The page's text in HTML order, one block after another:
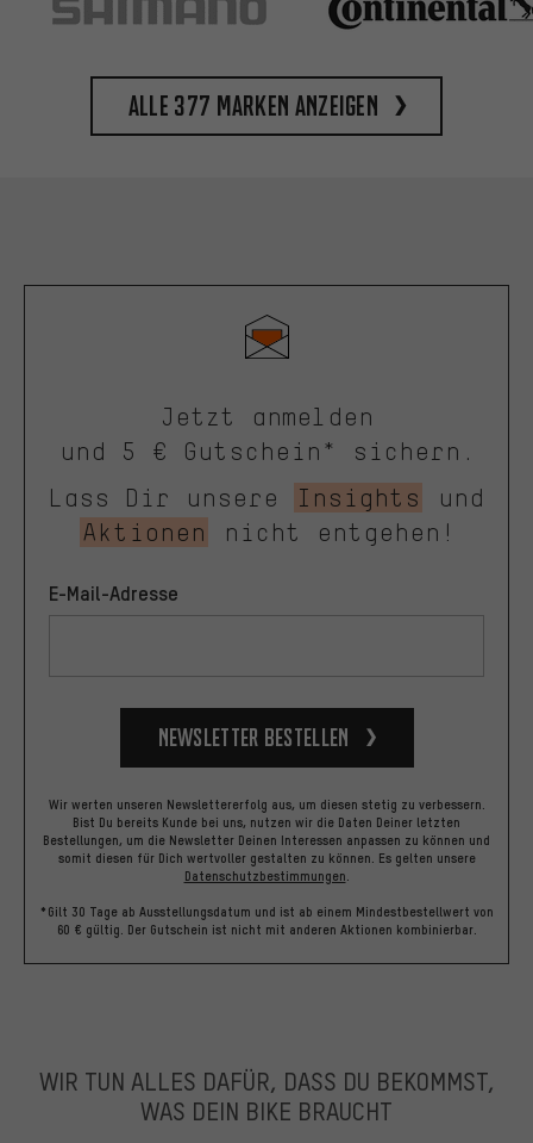
Alle 377 Marken anzeigen
Jetzt anmelden
und 5 € Gutschein* sichern.
Lass Dir unsere
Insights
und
Aktionen
nicht entgehen!
E-Mail-Adresse
Newsletter bestellen
Wir werten unseren Newslettererfolg aus, um diesen stetig zu verbessern.
Bist Du bereits Kunde bei uns, nutzen wir die Daten Deiner letzten
Bestellungen, um die Newsletter Deinen Interessen anpassen zu können und
somit diesen für Dich wertvoller gestalten zu können. Es gelten unsere
Datenschutzbestimmungen.
*Gilt 30 Tage ab Ausstellungsdatum und ist ab einem Mindestbestellwert von
60 € gültig. Der Gutschein ist nicht mit anderen Aktionen kombinierbar.
WIR TUN ALLES DAFÜR, DASS DU BEKOMMST,
WAS DEIN BIKE BRAUCHT